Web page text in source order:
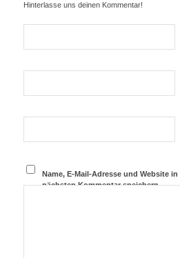
Hinterlasse uns deinen Kommentar!
Name, E-Mail-Adresse und Website
nächsten Kommentar speichern.